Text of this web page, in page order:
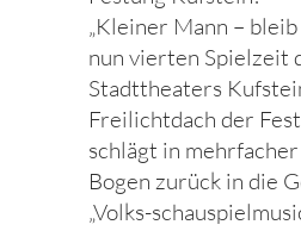
„Kleiner Mann – bleib
nun vierten Spielzeit
Stadttheaters
Freilichtdach der
schlägt in
Bogen zurück in die
„Volks-